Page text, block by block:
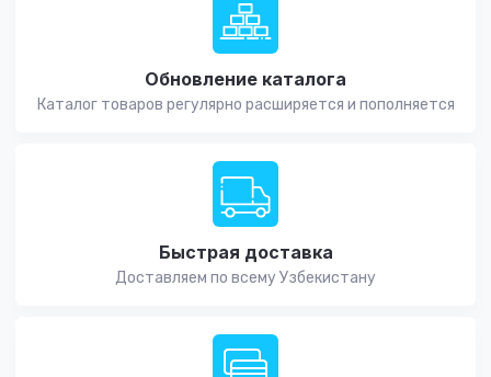
Обновление каталога
Каталог товаров регулярно расширяется и пополняется
Быстрая доставка
Доставляем по всему Узбекистану